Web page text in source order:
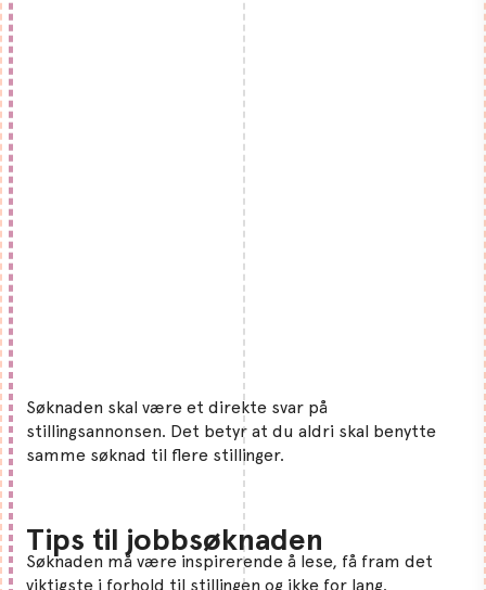
Søknaden skal være et direkte svar på
stillingsannonsen. Det betyr at du aldri skal benytte
samme søknad til flere stillinger.
Tips til jobbsøknaden
Søknaden må være inspirerende å lese, få fram det
viktigste i forhold til stillingen og ikke for lang.